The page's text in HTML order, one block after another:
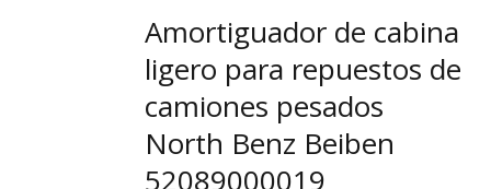
Amortiguador de cabina
ligero para repuestos de
camiones pesados ​​
North Benz Beiben
52089000019